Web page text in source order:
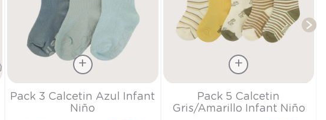
Talla
Pack 3 Calcetin Azul Infant
Niño
6-9M
Pack 5 Calcetin
Gris/Amarillo Infant Niño